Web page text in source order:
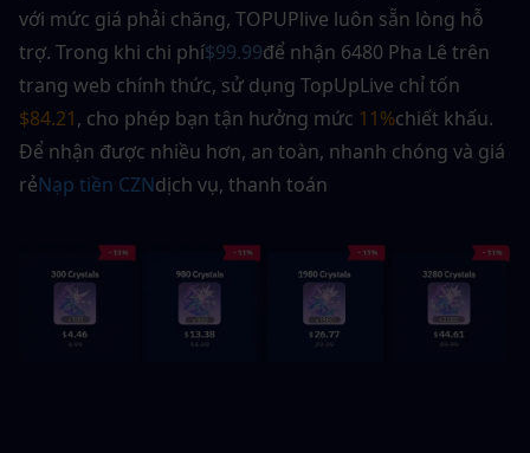
với mức giá phải chăng, TOPUPlive luôn sẵn lòng hỗ
trợ. Trong khi chi phí$99.99để nhận 6480 Pha Lê trên
$84.21, cho phép bạn tận hưởng mức 11%chiết khấu.
Để nhận được nhiều hơn, an toàn, nhanh chóng và giá
rẻNạp tiền CZNdịch vụ, thanh toán